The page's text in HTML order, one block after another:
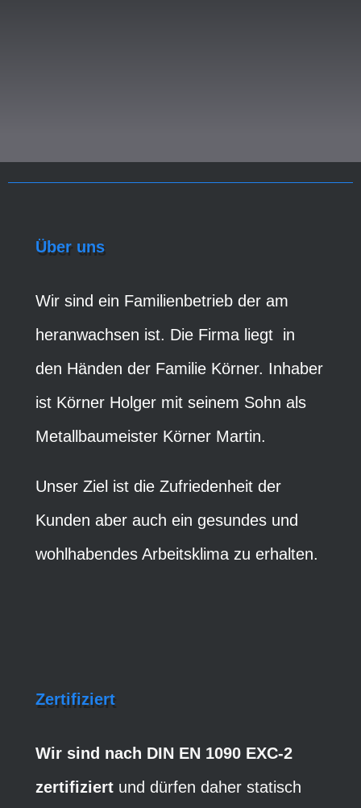
Über uns
Wir sind ein Familienbetrieb der am
heranwachsen ist. Die Firma liegt in
den Händen der Familie Körner. Inhaber
ist Körner Holger mit seinem Sohn als
Metallbaumeister Körner Martin.
Unser Ziel ist die Zufriedenheit der
Kunden aber auch ein gesundes und
wohlhabendes Arbeitsklima zu erhalten.
Zertifiziert
Wir sind nach DIN EN 1090 EXC-2
zertifiziert und dürfen daher statisch